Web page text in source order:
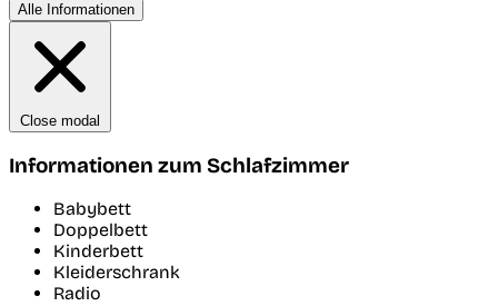
Alle Informationen
Close modal
Informationen zum Schlafzimmer
Babybett
Doppelbett
Kinderbett
Kleiderschrank
Radio